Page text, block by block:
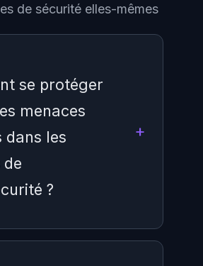
de sécurité elles-mêmes
se protéger
menaces
dans les
de
?